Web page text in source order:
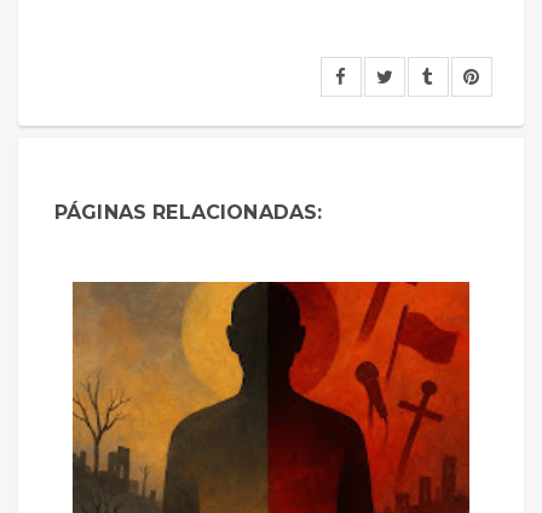
PÁGINAS RELACIONADAS: